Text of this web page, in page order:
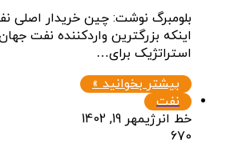
بلومبرگ نوشت: چین خریدار اصلی
اینکه بزرگترین واردکننده نفت
استراتژیک برای…
بیشتر بخوانید »
نفت
خط انرژیمهر 19, 1402
670